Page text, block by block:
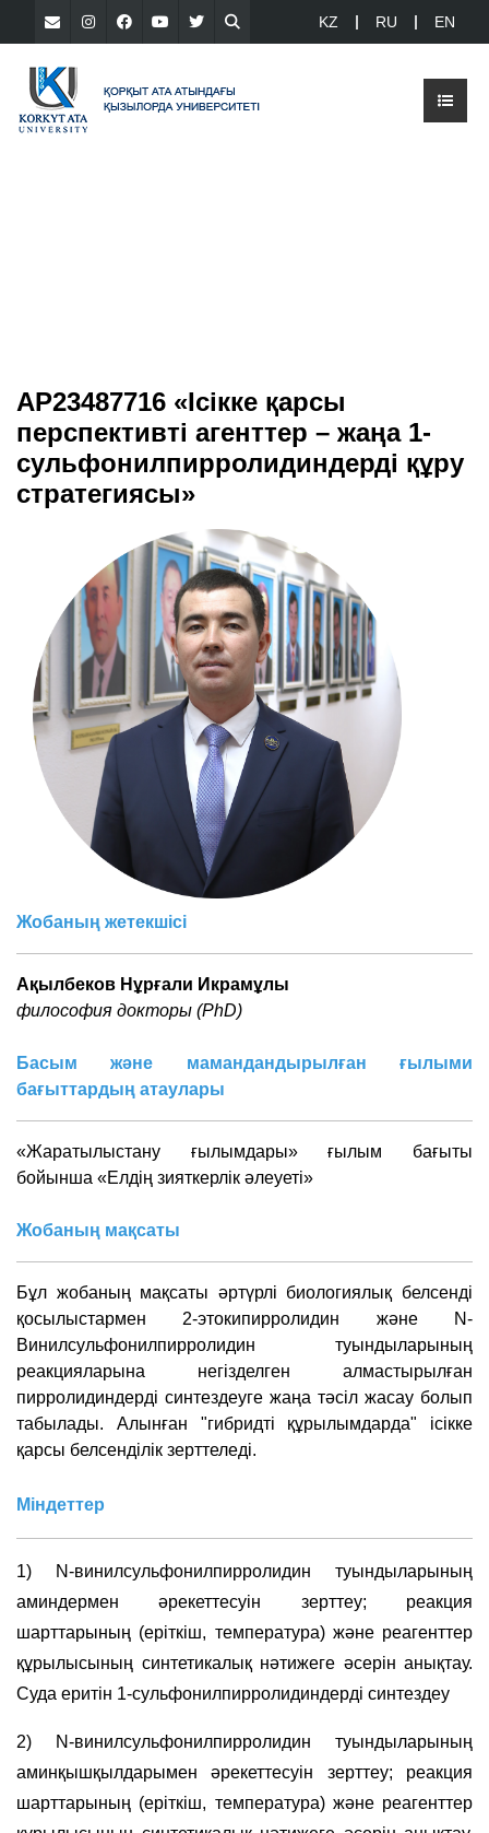
KZ RU EN
AP23487716 «Ісікке қарсы
перспективті агенттер – жаңа 1-
сульфонилпирролидиндерді құру
стратегиясы»
Жобаның жетекшісі
Ақылбеков Нұрғали Икрамұлы
философия докторы (PhD)
Басым және мамандандырылған ғылыми
бағыттардың атаулары
«Жаратылыстану ғылымдары» ғылым бағыты
бойынша «Елдің зияткерлік әлеуеті»
Жобаның мақсаты
Бұл жобаның мақсаты әртүрлі биологиялық белсенді
қосылыстармен 2-этокипирролидин және N-
Винилсульфонилпирролидин туындыларының
реакцияларына негізделген алмастырылған
пирролидиндерді синтездеуге жаңа тәсіл жасау болып
табылады. Алынған "гибридті құрылымдарда" ісікке
қарсы белсенділік зерттеледі.
Міндеттер
1) N-винилсульфонилпирролидин туындыларының
аминдермен әрекеттесуін зерттеу; реакция
шарттарының (еріткіш, температура) және реагенттер
құрылысының синтетикалық нәтижеге әсерін анықтау.
Суда еритін 1-сульфонилпирролидиндерді синтездеу
2) N-винилсульфонилпирролидин туындыларының
аминқышқылдарымен әрекеттесуін зерттеу; реакция
шарттарының (еріткіш, температура) және реагенттер